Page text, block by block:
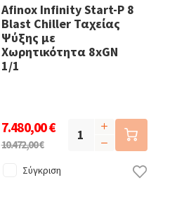
Afinox Infinity Start-P 8
Blast Chiller Ταχείας
Ψύξης με
Χωρητικότητα 8xGN
1/1
7.480,00 €
10.472,00 €
Σύγκριση